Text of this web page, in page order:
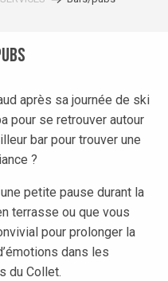
après sa journée de ski
pour se retrouver autour
bar pour trouver une
?
petite pause durant la
terrasse ou que vous
pour prolonger la
dans les
du Collet.